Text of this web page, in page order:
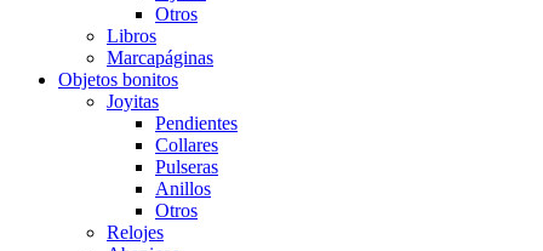
Otros
Libros
Marcapáginas
Objetos bonitos
Joyitas
Pendientes
Collares
Pulseras
Anillos
Otros
Relojes